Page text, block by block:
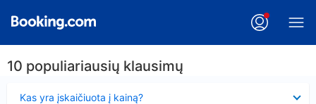
10 populiariausių klausimų
Kas yra įskaičiuota į kainą?